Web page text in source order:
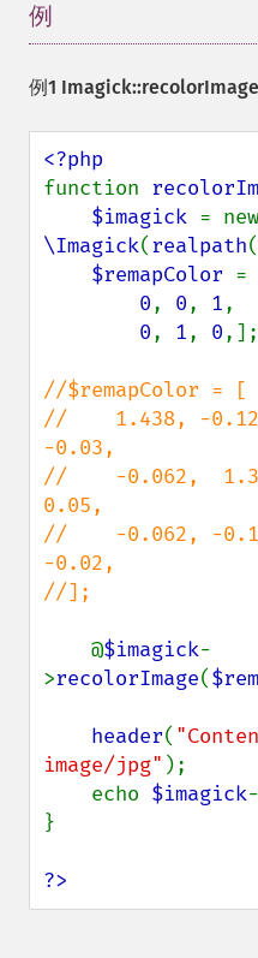
例
例1
function
$imagick
\Imagick(realpath(
$remapColor
0, 0, 1,
0, 1, 0,];
//$remapColor = [
//    1.438, -
-0.03,
//    -0.062,
0.05,
//    -0.062, -
-0.02,
//];
@$imagick-
>recolorImage(
header(
image/jpg" );
    echo
$imagick
}
?>
getImageSignature
getImageTotalInkDensity
getImageVirtualPixelMethod
getImageWhitePoint
getImageWidth
getInterlaceScheme
getIteratorIndex
getNumberImages
getPage
getPixelIterator
getPixelRegionIterator
getPointSize
getQuantum
getQuantumDepth
getQuantumRange
getRegistry
getResource
getResourceLimit
getSize
getSizeOffset
getVersion
haldClutImage
hasPreviousImage